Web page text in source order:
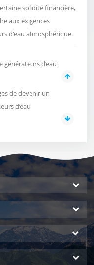
solidité financière,
aux exigences
d'eau atmosphérique.
d’eau
de devenir un
d’eau